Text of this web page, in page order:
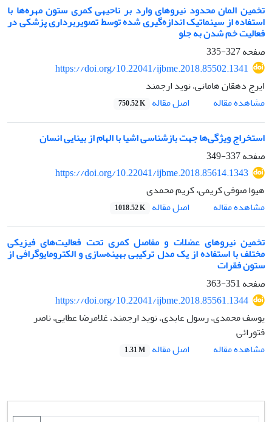
تخمین المان محدود نیروهای وارد بر ناحیهی کمری ستون مهره‌ها با
استفاده از سینماتیک اندازه‌گیری شده توسط تصویربرداری پزشکی در
فعالیت خم شدن به جلو
صفحه327-335
https://doi.org/10.22041/ijbme.2018.85502.1341
ایرج دهقان هامانی، نوید ارجمند
مشاهده مقاله
اصل مقاله 750.52 K
استخراج ویژگی‌ها جهت بازشناسی اشیا با الهام از بینایی انسان
صفحه337-349
https://doi.org/10.22041/ijbme.2018.85614.1343
هیوا صوفی کریمی، کریم محمدی
مشاهده مقاله
اصل مقاله 1018.52 K
تخمین نیروهای عضلات و مفاصل کمری تحت فعالیت‌های فیزیکی
مختلف با استفاده از یک مدل ترکیبی بهینه‌سازی و الکترومایوگرافی از
ستون فقرات
صفحه351-363
https://doi.org/10.22041/ijbme.2018.85561.1344
یوسف محمدی، رسول عابدی، نوید ارجمند، غلامرضا عطایی، ناصر
فتورائی
مشاهده مقاله
اصل مقاله 1.31 M